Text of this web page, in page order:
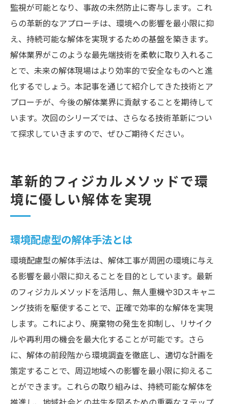
監視が可能となり、事故の未然防止に寄与します。これ
らの革新的なアプローチは、環境への影響を最小限に抑
え、持続可能な解体を実現するための基盤を築きます。
解体業界がこのような最先端技術を柔軟に取り入れるこ
とで、未来の解体現場はより効率的で安全なものへと進
化するでしょう。本記事を通じて紹介してきた技術とア
プローチが、今後の解体業界に貢献することを期待して
います。次回のシリーズでは、さらなる技術革新につい
て探求していきますので、ぜひご期待ください。
革新的フィジカルメソッドで環
境に優しい解体を実現
環境配慮型の解体手法とは
環境配慮型の解体手法は、解体工事が周囲の環境に与え
る影響を最小限に抑えることを目的としています。最新
のフィジカルメソッドを活用し、無人重機や3Dスキャニ
ング技術を駆使することで、正確で効率的な解体を実現
します。これにより、廃棄物の発生を抑制し、リサイク
ルや再利用の機会を最大化することが可能です。さら
に、解体の前段階から環境調査を徹底し、適切な計画を
策定することで、周辺地域への影響を最小限に抑えるこ
とができます。これらの取り組みは、持続可能な解体を